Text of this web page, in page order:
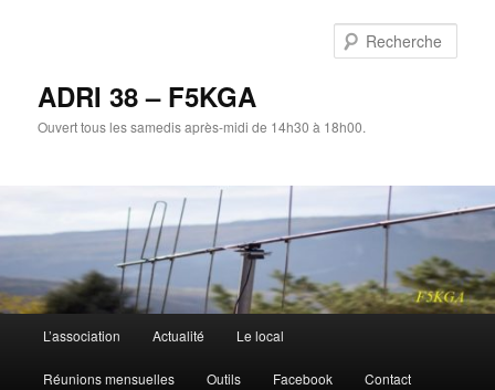
ADRI 38 – F5KGA
Ouvert tous les samedis après-midi de 14h30 à 18h00.
L’association Actualité Le local
Réunions mensuelles Outils Facebook Contact